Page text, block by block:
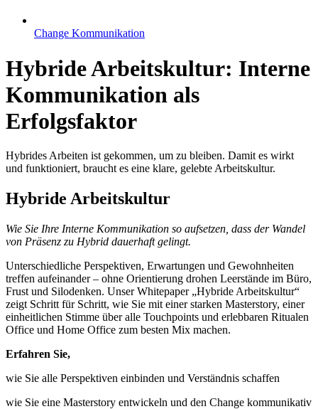
Change Kommunikation
Hybride Arbeitskultur: Interne
Kommunikation als
Erfolgsfaktor
Hybrides Arbeiten ist gekommen, um zu bleiben. Damit es wirkt
und funktioniert, braucht es eine klare, gelebte Arbeitskultur.
Hybride Arbeitskultur
Wie Sie Ihre Interne Kommunikation so aufsetzen, dass der Wandel
von Präsenz zu Hybrid dauerhaft gelingt.
Unterschiedliche Perspektiven, Erwartungen und Gewohnheiten
treffen aufeinander – ohne Orientierung drohen Leerstände im Büro,
Frust und Silodenken. Unser Whitepaper „Hybride Arbeitskultur“
zeigt Schritt für Schritt, wie Sie mit einer starken Masterstory, einer
einheitlichen Stimme über alle Touchpoints und erlebbaren Ritualen
Office und Home Office zum besten Mix machen.
Erfahren Sie,
wie Sie alle Perspektiven einbinden und Verständnis schaffen
wie Sie eine Masterstory entwickeln und den Change kommunikativ